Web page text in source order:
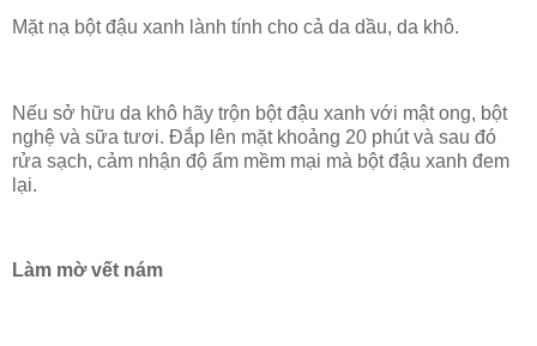
Mặt nạ bột đậu xanh lành tính cho cả da dầu, da khô.
Nếu sở hữu da khô hãy trộn bột đậu xanh với mật ong, bột
nghệ và sữa tươi. Đắp lên mặt khoảng 20 phút và sau đó
rửa sạch, cảm nhận độ ẩm mềm mại mà bột đậu xanh đem
lại.
Làm mờ vết nám